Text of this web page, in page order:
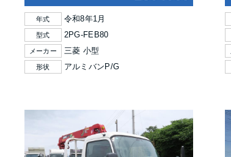
年式 令和8年1月
型式 2PG-FEB80
メーカー 三菱 小型
形状 アルミバンP/G